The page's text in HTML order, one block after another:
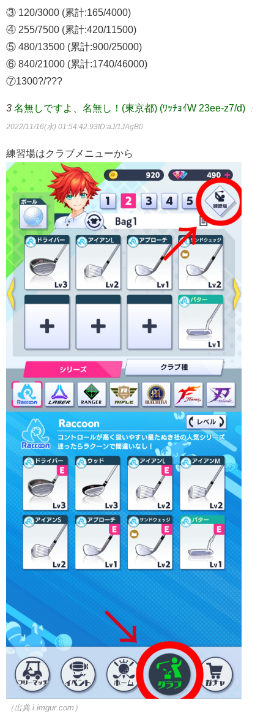
③ 120/3000 (累計:165/4000)
④ 255/7500 (累計:420/11500)
⑤ 480/13500 (累計:900/25000)
⑥ 840/21000 (累計:1740/46000)
⑦1300?/???
3 名無しですよ、名無し！(東京都) (ﾜｯﾁｮｲW 23ee-z7/d) ：
2022/11/16(水) 01:54:42.93ID:aJ/1JAgB0
練習場はクラブメニューから
（出典 i.imgur.com）